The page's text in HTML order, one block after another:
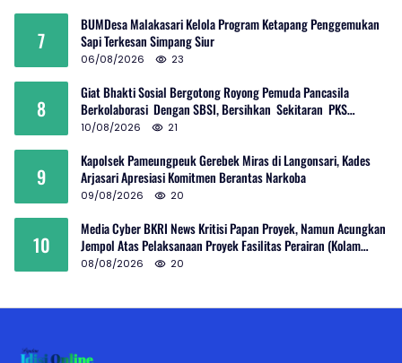
7
BUMDesa Malakasari Kelola Program Ketapang Penggemukan
Sapi Terkesan Simpang Siur
06/08/2026 23
8
Giat Bhakti Sosial Bergotong Royong Pemuda Pancasila
Berkolaborasi Dengan SBSI, Bersihkan Sekitaran PKS
Rambutan Dan Jalan Umum
10/08/2026 21
9
Kapolsek Pameungpeuk Gerebek Miras di Langonsari, Kades
Arjasari Apresiasi Komitmen Berantas Narkoba
09/08/2026 20
10
Media Cyber BKRI News Kritisi Papan Proyek, Namun Acungkan
Jempol Atas Pelaksanaan Proyek Fasilitas Perairan (Kolam
Labuh) PP Jayanti
08/08/2026 20